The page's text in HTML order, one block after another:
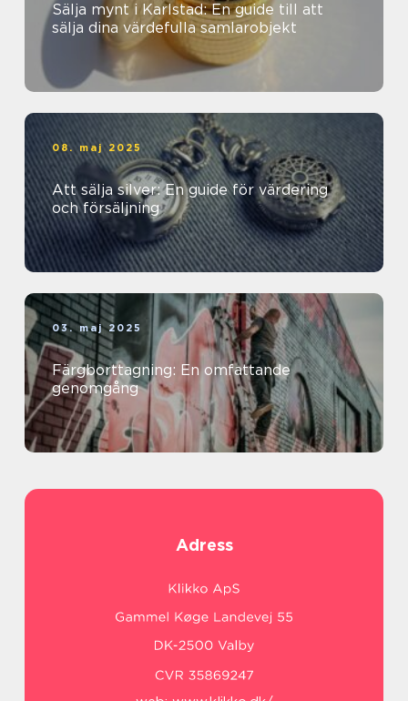
Sälja mynt i Karlstad: En guide till att
sälja dina värdefulla samlarobjekt
08. maj 2025
Att sälja silver: En guide för värdering
och försäljning
03. maj 2025
Färgborttagning: En omfattande
genomgång
Adress